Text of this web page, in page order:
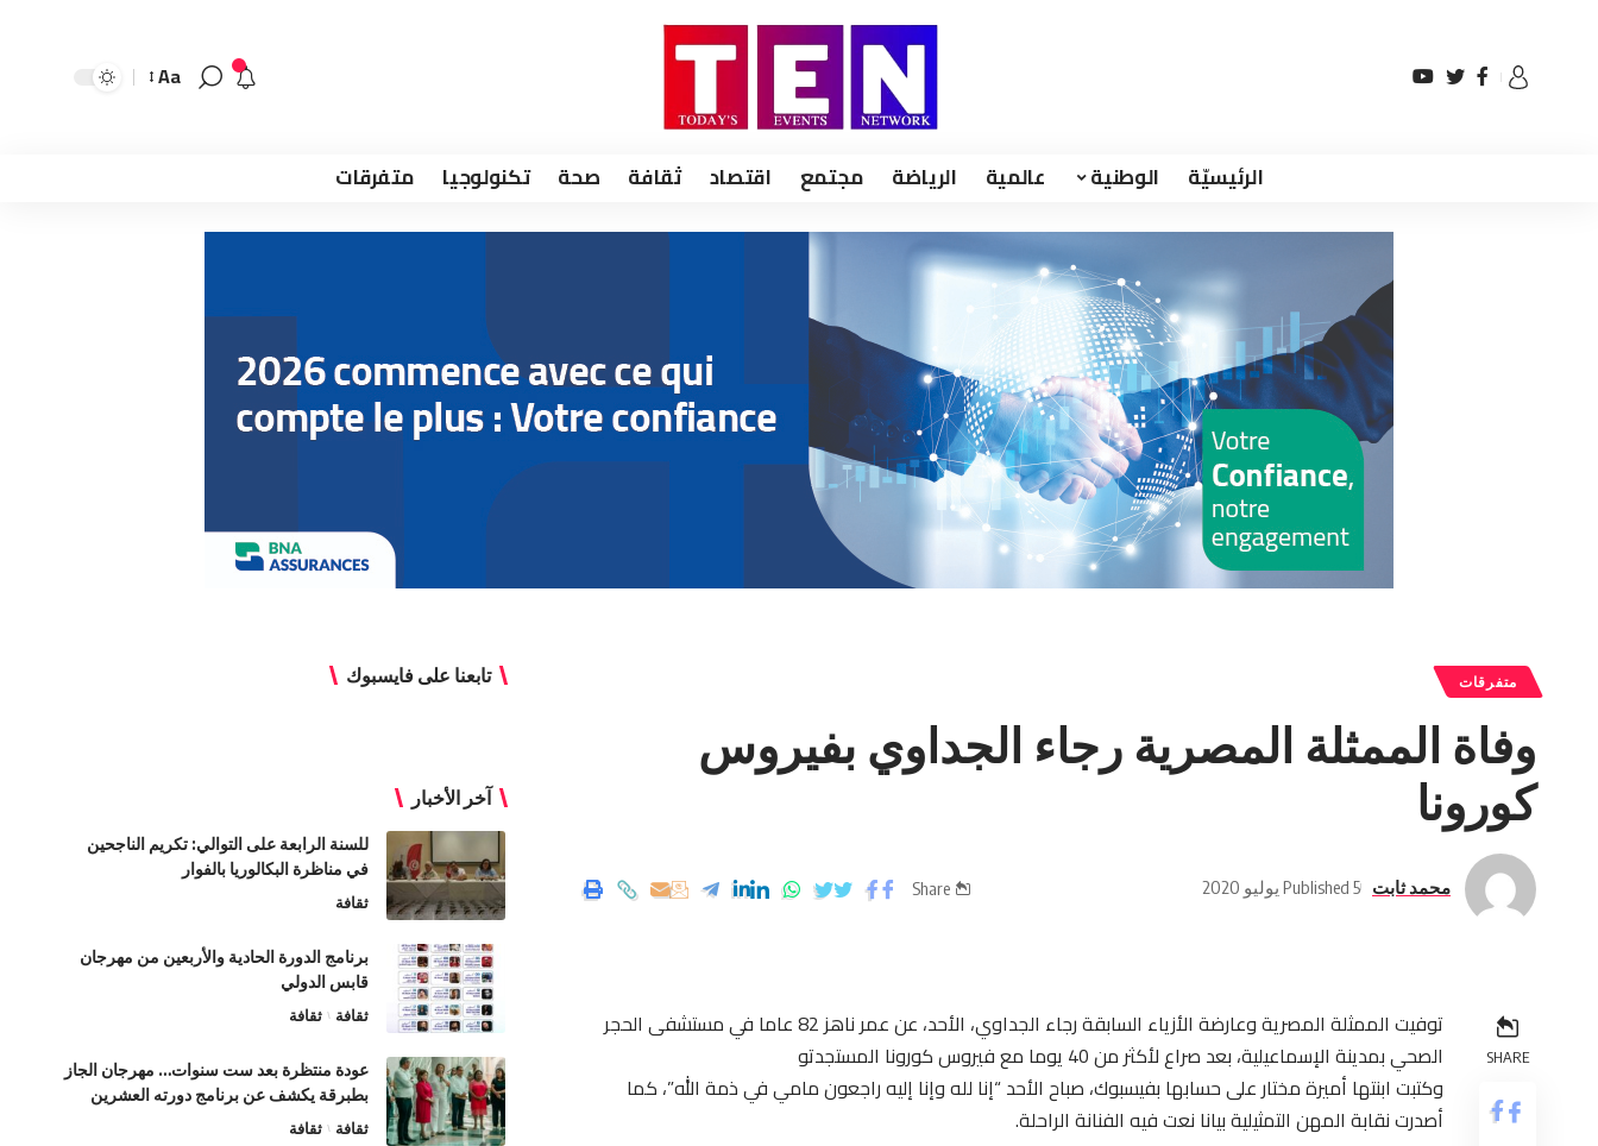
Aa
الرئيسيّة الوطنية عالمية الرياضة مجتمع اقتصاد ثقافة صحة تكنولوجيا متفرقات
متفرقات
وفاة الممثلة المصرية رجاء الجداوي بفيروس
كورونا
محمد ثابت Published 5 يوليو 2020 Share
SHARE
توفيت الممثلة المصرية وعارضة الأزياء السابقة رجاء الجداوي، الأحد، عن عمر ناهز 82 عاما في مستشفى الحجر
الصحي بمدينة الإسماعيلية، بعد صراع لأكثر من 40 يوما مع فيروس كورونا المستجدتو
وكتبت ابنتها أميرة مختار على حسابها بفيسبوك، صباح الأحد “إنا لله وإنا إليه راجعون مامي في ذمة الله”، كما
أصدرت نقابة المهن التمثيلية بيانا نعت فيه الفنانة الراحلة.
تابعنا على فايسبوك
آخر الأخبار
للسنة الرابعة على التوالي: تكريم الناجحين
في مناظرة البكالوريا بالفوار
ثقافة
برنامج الدورة الحادية والأربعين من مهرجان
قابس الدولي
ثقافة ثقافة
عودة منتظرة بعد ست سنوات… مهرجان الجاز
بطبرقة يكشف عن برنامج دورته العشرين
ثقافة ثقافة